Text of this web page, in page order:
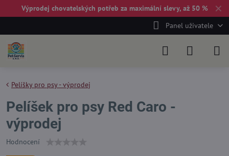
✕
Výprodej chovatelských potřeb za maximální slevy, až 50 %
Panel uživatele
Pelíšky pro psy - výprodej
Pelíšek pro psy Red Caro -
výprodej
Hodnocení